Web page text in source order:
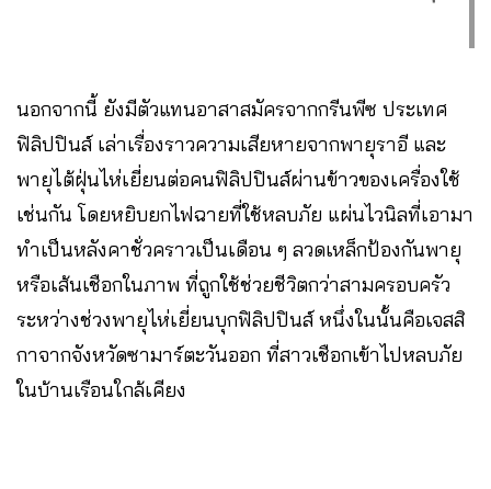
นอกจากนี้ ยังมีตัวแทนอาสาสมัครจากกรีนพีซ ประเทศ
ฟิลิปปินส์ เล่าเรื่องราวความเสียหายจากพายุราอี และ
พายุไต้ฝุ่นไห่เยี่ยนต่อคนฟิลิปปินส์ผ่านข้าวของเครื่องใช้
เช่นกัน โดยหยิบยกไฟฉายที่ใช้หลบภัย แผ่นไวนิลที่เอามา
ทำเป็นหลังคาชั่วคราวเป็นเดือน ๆ ลวดเหล็กป้องกันพายุ
หรือเส้นเชือกในภาพ ที่ถูกใช้ช่วยชีวิตกว่าสามครอบครัว
ระหว่างช่วงพายุไห่เยี่ยนบุกฟิลิปปินส์ หนึ่งในนั้นคือเจสสิ
กาจากจังหวัดซามาร์ตะวันออก ที่สาวเชือกเข้าไปหลบภัย
ในบ้านเรือนใกล้เคียง